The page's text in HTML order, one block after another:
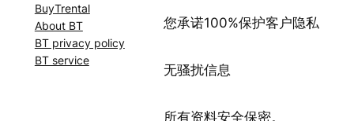
BuyTrental
About BT
BT privacy policy
BT service
您承诺100%保护客户隐私
无骚扰信息
所有资料安全保密。